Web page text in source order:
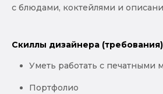
с блюдами, коктейлями и
Скиллы дизайнера (требования)
Уметь работать с печатными
Портфолио